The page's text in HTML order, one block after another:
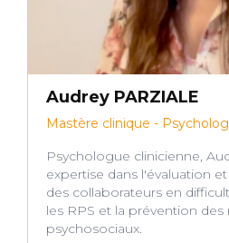
Audrey PARZIALE
Mastère clinique -
Psychologue clinicienne,
expertise dans l'évaluation
des collaborateurs en
les RPS et la prévention des
psychosociaux.